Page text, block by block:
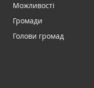
Можливості
Громади
Голови громад